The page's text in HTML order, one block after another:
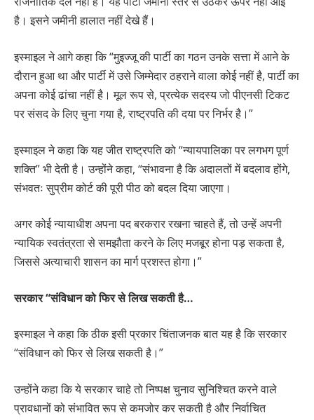
है। इसने जमीनी हालात नहीं देखे हैं।
इस्माइल ने आगे कहा कि “मुइज्जू की पार्टी का गठन उनके सत्ता में आने के
दौरान हुआ था और पार्टी में उसे जिम्मेदार ठहराने वाला कोई नहीं है, पार्टी का
अपना कोई ढांचा नहीं है। मूल रूप से, प्रत्येक सदस्य जो पीएनसी टिकट
पर संसद के लिए चुना गया है, राष्ट्रपति की दया पर निर्भर है।”
इस्माइल ने कहा कि यह जीत राष्ट्रपति को “न्यायपालिका पर लगभग पूर्ण
शक्ति” भी देती है। उन्होंने कहा, “संभावना है कि अदालतों में बदलाव होंगे,
संभवतः सुप्रीम कोर्ट की पूरी पीठ को बदल दिया जाएगा।
अगर कोई न्यायाधीश अपना पद बरकरार रखना चाहते हैं, तो उन्हें अपनी
न्यायिक स्वतंत्रता से समझौता करने के लिए मजबूर होना पड़ सकता है,
जिससे अत्याचारी शासन का मार्ग प्रशस्त होगा।”
सरकार “संविधान को फिर से लिख सकती है…
इस्माइल ने कहा कि ठीक इसी प्रकार चिंताजनक बात यह है कि सरकार
“संविधान को फिर से लिख सकती है।”
उन्होंने कहा कि ये सरकार चाहे तो निष्पक्ष चुनाव सुनिश्चित करने वाले
प्रावधानों को संभावित रूप से कमजोर कर सकती है और निर्वाचित